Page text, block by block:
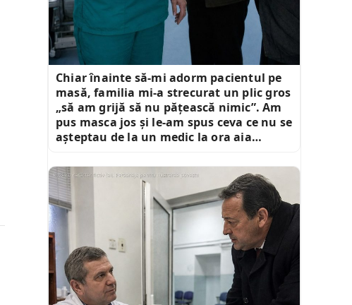
Chiar înainte să-mi adorm pacientul pe
masă, familia mi-a strecurat un plic gros
„să am grijă să nu pățească nimic”. Am
pus masca jos și le-am spus ceva ce nu se
așteptau de la un medic la ora aia…